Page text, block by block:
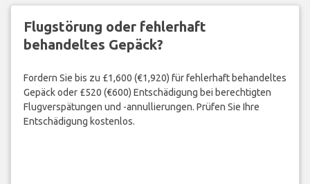
Flugstörung oder fehlerhaft
behandeltes Gepäck?
Fordern Sie bis zu £1,600 (€1,920) für fehlerhaft behandeltes
Gepäck oder £520 (€600) Entschädigung bei berechtigten
Flugverspätungen und -annullierungen. Prüfen Sie Ihre
Entschädigung kostenlos.